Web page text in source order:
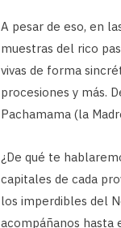
A pesar de eso, en
muestras del rico
vivas de forma
procesiones y más.
Pachamama (la
¿De qué te
capitales de cada
los imperdibles del
acompáñanos hasta